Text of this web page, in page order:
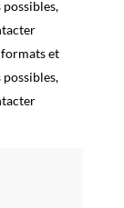
formats et